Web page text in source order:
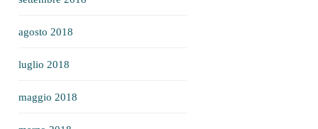
agosto 2018
luglio 2018
maggio 2018